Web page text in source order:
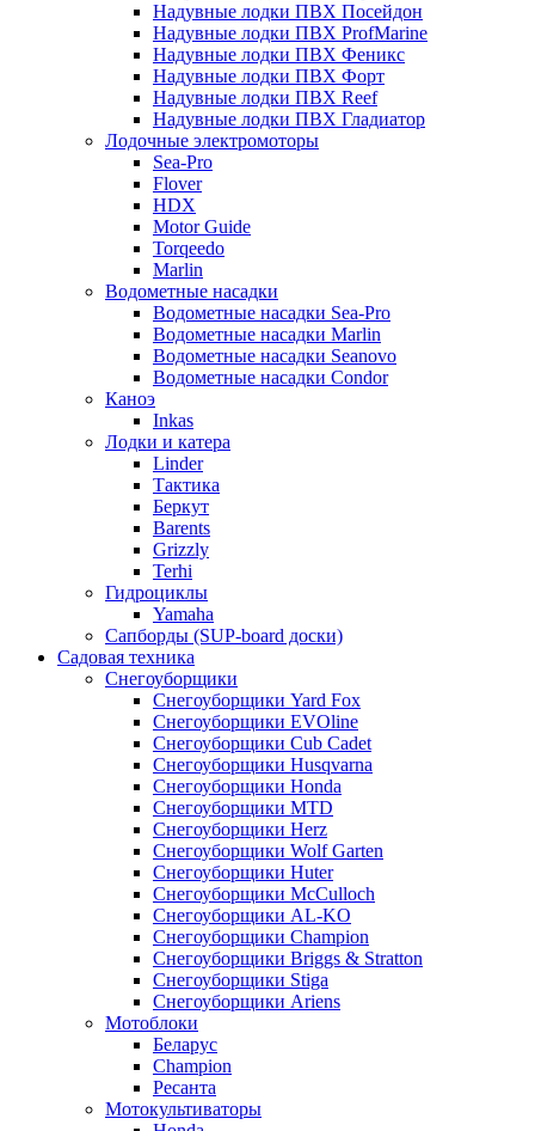
Надувные лодки ПВХ Посейдон
Надувные лодки ПВХ ProfMarine
Надувные лодки ПВХ Феникс
Надувные лодки ПВХ Форт
Надувные лодки ПВХ Reef
Надувные лодки ПВХ Гладиатор
Лодочные электромоторы
Sea-Pro
Flover
HDX
Motor Guide
Torqeedo
Marlin
Водометные насадки
Водометные насадки Sea-Pro
Водометные насадки Marlin
Водометные насадки Seanovo
Водометные насадки Condor
Каноэ
Inkas
Лодки и катера
Linder
Тактика
Беркут
Barents
Grizzly
Terhi
Гидроциклы
Yamaha
Сапборды (SUP-board доски)
Садовая техника
Снегоуборщики
Снегоуборщики Yard Fox
Снегоуборщики EVOline
Снегоуборщики Cub Cadet
Снегоуборщики Husqvarna
Снегоуборщики Honda
Снегоуборщики MTD
Снегоуборщики Herz
Снегоуборщики Wolf Garten
Снегоуборщики Huter
Снегоуборщики McCulloch
Снегоуборщики AL-KO
Снегоуборщики Champion
Снегоуборщики Briggs & Stratton
Снегоуборщики Stiga
Снегоуборщики Ariens
Мотоблоки
Беларус
Champion
Ресанта
Мотокультиваторы